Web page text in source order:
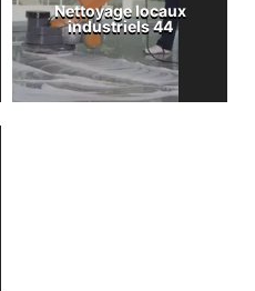
Nettoyage locaux
industriels 44